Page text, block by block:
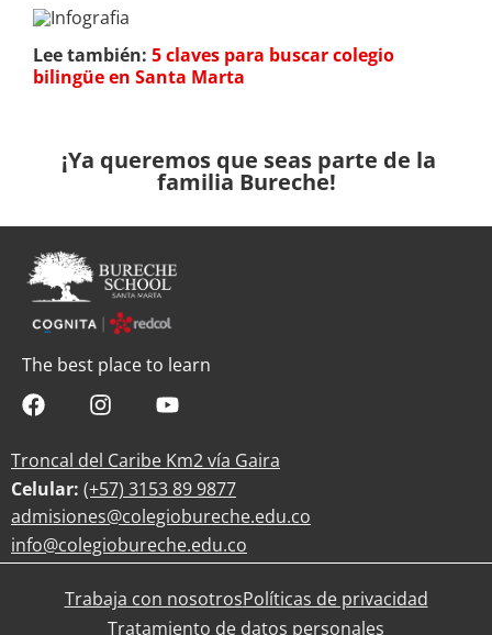
Lee también: 5 claves para buscar colegio
bilingüe en Santa Marta
¡Ya queremos que seas parte de la
familia Bureche!
The best place to learn
Troncal del Caribe Km2 vía Gaira
Celular: (+57) 3153 89 9877
admisiones@colegiobureche.edu.co
info@colegiobureche.edu.co
Trabaja con nosotrosPolíticas de privacidad
Tratamiento de datos personales